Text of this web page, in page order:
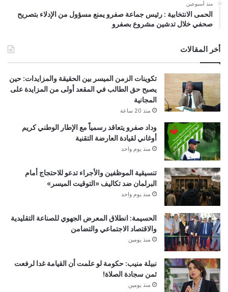
منذ أسبوعين
الحمى الانتخابية : رئيس جماعة صفرو يمنع مسؤول من الإدلاء بتصريح
صحفي خلال تدشين مشروع بصفرو
أخر المقالات
تكوينات الزمن الميسر بين الحقيقة والمزايدات: حين
يصبح حق الطالب في المقعد أولى من المزايدة على
المجانية
منذ 20 ساعة
وداد صفرو يتعاقد رسمياً مع الإطار الوطني كريم
أوغاني لقيادة العارضة التقنية
منذ يوم واحد
تنسيقية الموظفين والأجراء تدعو للاحتجاج أمام
البرلمان ضد تكاليف «التوقيت الميسر»
منذ يوم واحد
الحسيمة: انطلاق المعرض الجهوي للصناعة التقليدية
والاقتصاد الاجتماعي والتضامن
منذ يومين
نبيلة منيب: حكومة لو علمت أن القيامة غدا لرفعت
ثمن سجادة الصلاة!
منذ يومين